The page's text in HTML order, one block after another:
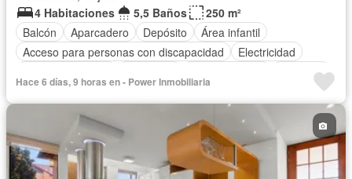
4 Habitaciones
5,5 Baños
250 m²
Balcón
Aparcadero Depósito
Área infantil
Acceso para personas con discapacidad
Electricidad
Ascensor
Vista panorámica
Seguridad privada
Cuarto de servicio
Hace 6 días, 9 horas en - Power Inmobiliaria